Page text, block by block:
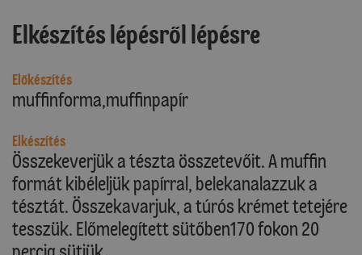
Elkészítés lépésről lépésre
Előkészítés
muffinforma,muffinpapír
Elkészítés
Összekeverjük a tészta összetevőit. A muffin
formát kibéleljük papírral, belekanalazzuk a
tésztát. Összekavarjuk, a túrós krémet tetejére
tesszük. Előmelegített sütőben170 fokon 20